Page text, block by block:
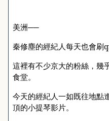
美洲──
秦修塵的經紀人每天也會刷
這裡有不少京大的粉絲，幾
食堂。
今天的經紀人一如既往地點
頂的小提琴影片。